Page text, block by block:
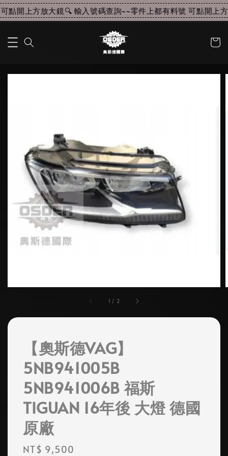
點開上方放大鏡🔍 輸入號碼查詢~~零件上都有料號 可點開上
1 / 2
【奧斯德VAG】
5NB941005B
5NB941006B 福斯
TIGUAN 16年後 大燈 德國
原廠
Regular
NT$ 9,500